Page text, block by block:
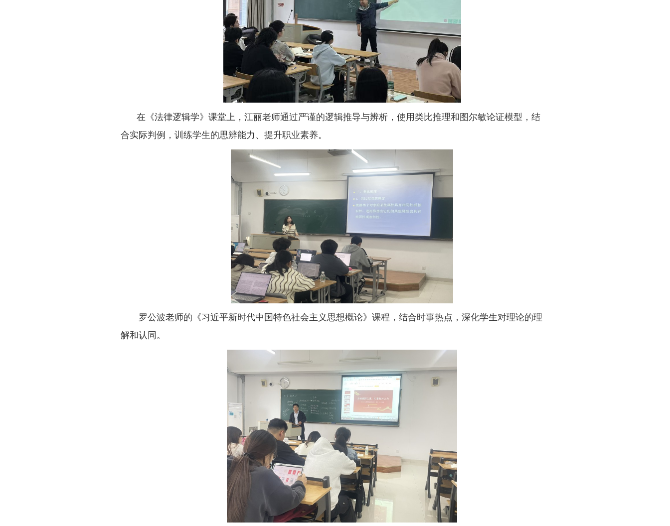
在《法律逻辑学》课堂上，江丽老师通过严谨的逻辑推导与辨析，使用类比推理和图尔敏论证模型，结
合实际判例，训练学生的思辨能力、提升职业素养。
罗公波老师的《习近平新时代中国特色社会主义思想概论》课程，结合时事热点，深化学生对理论的理
解和认同。